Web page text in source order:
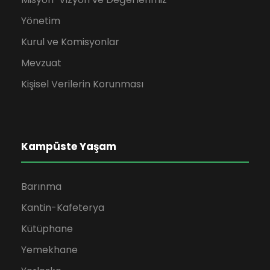
Yönetim
Kurul ve Komisyonlar
Mevzuat
Kişisel Verilerin Korunması
Kampüste Yaşam
Barınma
Kantin-Kafeterya
Kütüphane
Yemekhane